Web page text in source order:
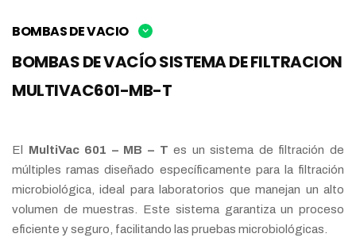
BOMBAS DE VACIO
BOMBAS DE VACÍO SISTEMA DE FILTRACION
MULTIVAC601-MB-T
El MultiVac 601 – MB – T es un sistema de filtración de
múltiples ramas diseñado específicamente para la filtración
microbiológica, ideal para laboratorios que manejan un alto
volumen de muestras. Este sistema garantiza un proceso
eficiente y seguro, facilitando las pruebas microbiológicas.